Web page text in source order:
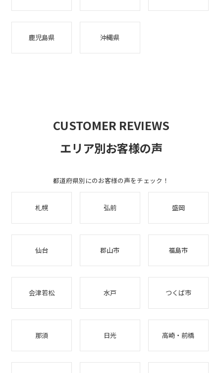
鹿児島県 沖縄県
CUSTOMER REVIEWS
エリア別お客様の声
都道府県別にのお客様の声をチェック！
札幌 弘前 盛岡
仙台 郡山市 福島市
会津若松 水戸 つくば市
那須 日光 高崎・前橋